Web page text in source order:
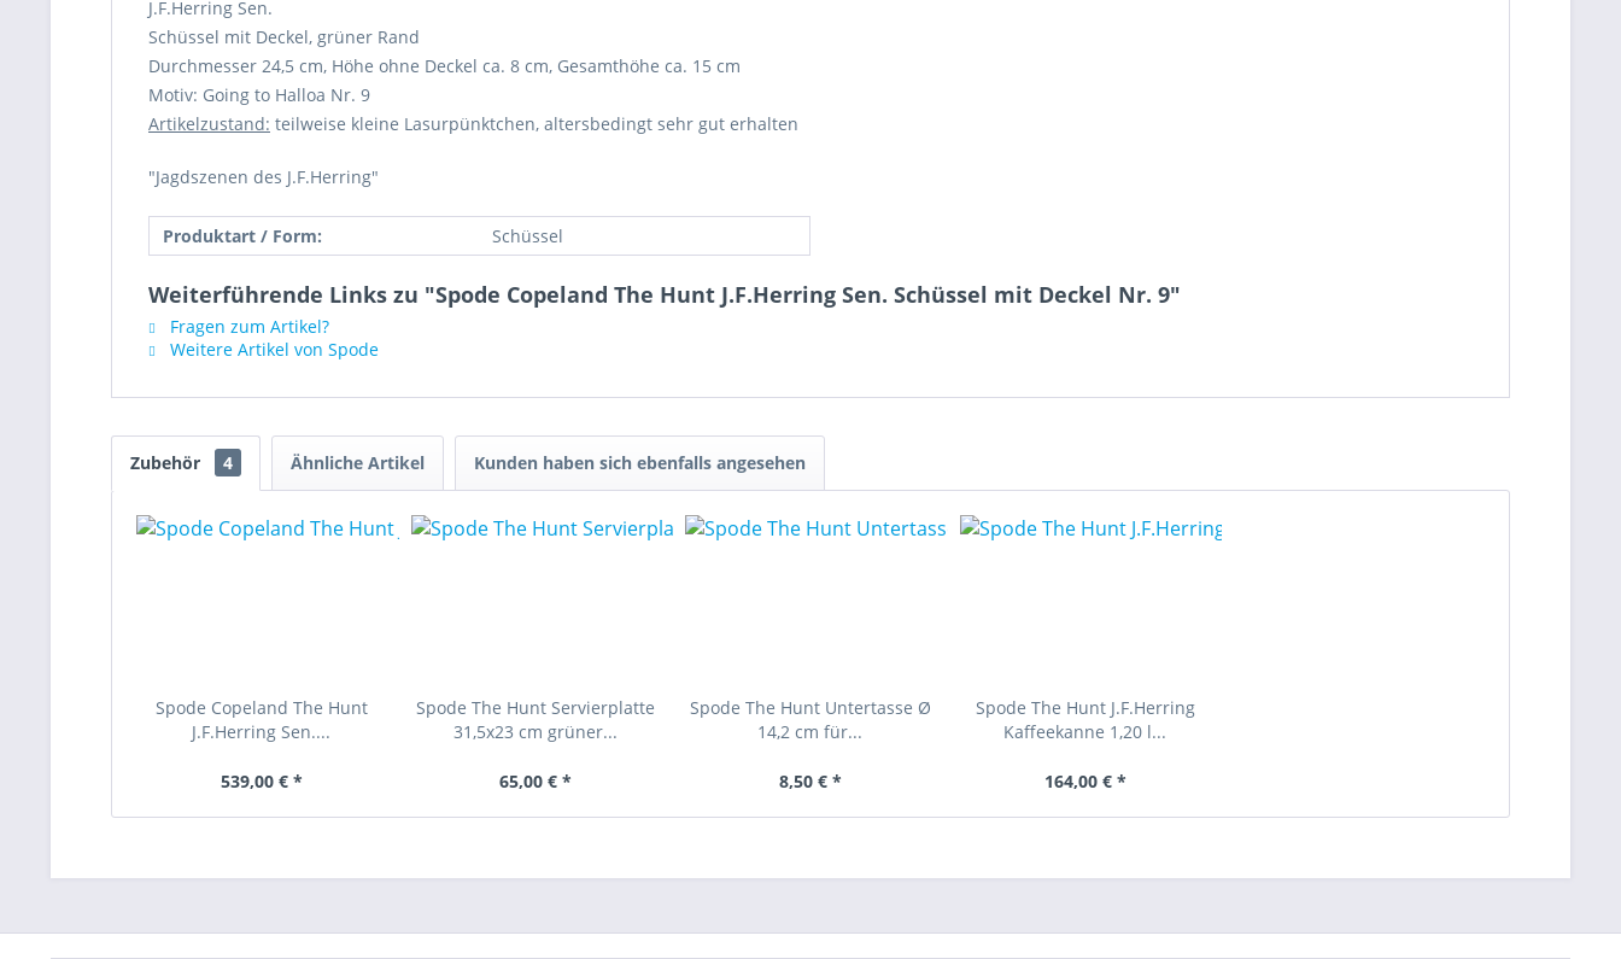
J.F.Herring Sen.
Schüssel mit Deckel, grüner Rand
Durchmesser 24,5 cm, Höhe ohne Deckel ca. 8 cm, Gesamthöhe ca. 15 cm
Motiv: Going to Halloa Nr. 9
Artikelzustand: teilweise kleine Lasurpünktchen, altersbedingt sehr gut erhalten
"Jagdszenen des J.F.Herring"
Produktart / Form: Schüssel
Weiterführende Links zu "Spode Copeland The Hunt J.F.Herring Sen. Schüssel mit Deckel Nr. 9"
Fragen zum Artikel?
Weitere Artikel von Spode
Zubehör 4 Ähnliche Artikel Kunden haben sich ebenfalls angesehen
Spode Copeland The Hunt
J.F.Herring Sen....
539,00 € *
Spode The Hunt Servierplatte
31,5x23 cm grüner...
65,00 € *
Spode The Hunt Untertasse Ø
14,2 cm für...
8,50 € *
Spode The Hunt J.F.Herring
Kaffeekanne 1,20 l...
164,00 € *